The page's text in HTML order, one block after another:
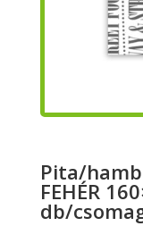
Pita/
FEHÉR
db/